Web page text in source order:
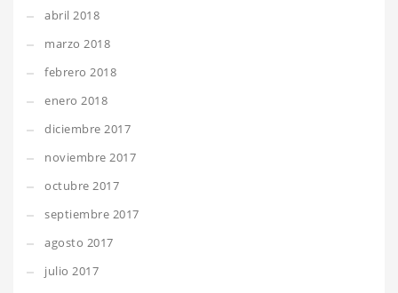
abril 2018
marzo 2018
febrero 2018
enero 2018
diciembre 2017
noviembre 2017
octubre 2017
septiembre 2017
agosto 2017
julio 2017